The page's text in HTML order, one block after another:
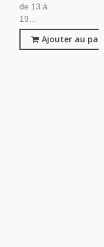
de 13 à
19...
Ajouter au